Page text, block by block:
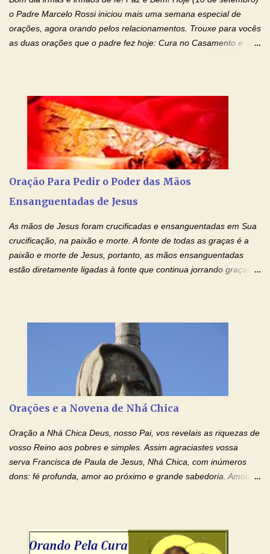
os laços...
o Padre Marcelo Rossi iniciou mais uma semana especial de
orações, agora orando pelos relacionamentos. Trouxe para vocês
as duas orações que o padre fez hoje: Cura no Casamento e a
com o Momento de Fé. Que Deus abençoe e que todo
relacionamento seja fortalecido e curado no amor Ágape de
Jesus. Adriana-Devoção e Fé Mensagem do Padre Marcelo Rossi
em seu Facebook: Amados, iniciamos uma semana para orar
pelos relacionamentos. Diz a Bíblia sagrada: "O amor é paciente,
de orgulho. Nada faz de inconveniente, não procura o seu próprio
interesse, não se irrita, não guarda rancor. Não se alegra com a
Oração Para Pedir o Poder das Mãos
Ensanguentadas de Jesus
As mãos de Jesus foram crucificadas e ensanguentadas em Sua
crucificação, na paixão e morte. A fonte de todas as graças é a
paixão e morte de Jesus, portanto, as mãos ensanguentadas
estão diretamente ligadas à fonte que continua jorrando graças
ensanguentadas, chagadas e abertas, sobre mim, neste
momento. Sinto-me completamente sem forças para prosseguir,
carregando as minhas cruzes. Preciso que a força e o poder de
Tuas Mãos, que suportaram a mais profunda dor ao serem
pregadas na Cruz, reergam-me e curem-me agora. Jesus, não
amo. Nós precisamos desesperadamente de cura física e
espiritual, através do toque consolador de tuas Mãos
ensanguentadas e infinitamente poderosas. Eu reconheço,
apesar de toda a minha limitação e da infinidade dos meus ...
Orações e a Novena de Nhá Chica
Oração a Nhá Chica Deus, nosso Pai, vos revelais as riquezas de
vosso Reino aos pobres e simples. Assim agraciastes vossa
serva Francisca de Paula de Jesus, Nhá Chica, com inúmeros
dons: fé profunda, amor ao próximo e grande sabedoria. Amou a
Senhor Jesus Cristo, vosso Filho, na unidade do Espírito Santo.
Amém. Novena a Nhá Chica (Oração para obter os favores